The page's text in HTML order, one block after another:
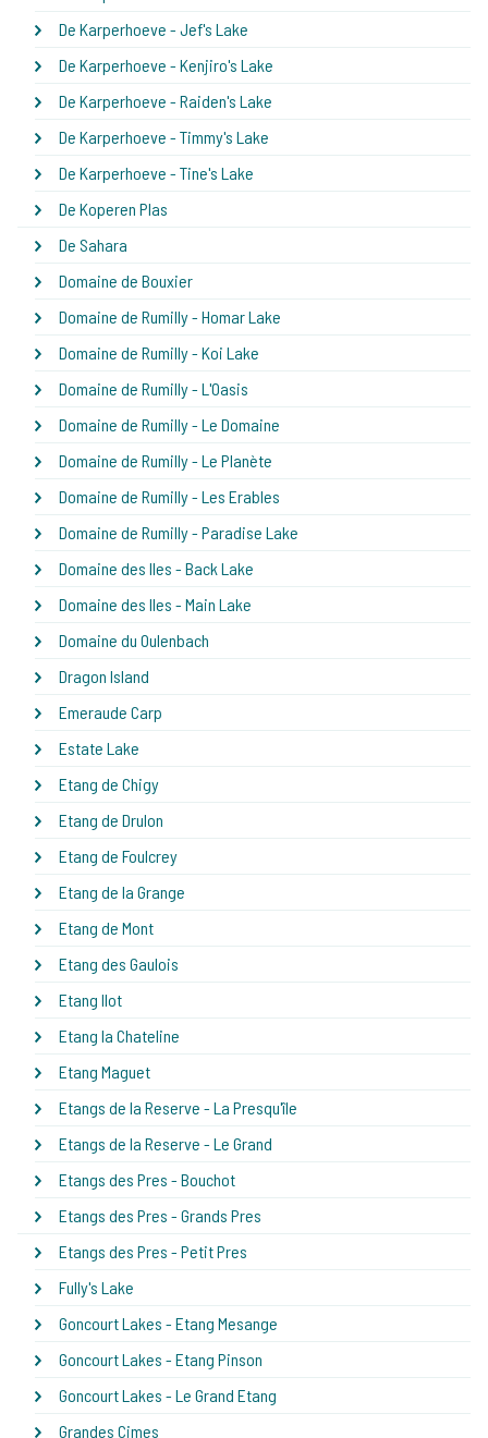
De Karperhoeve - Jef's Lake
De Karperhoeve - Kenjiro's Lake
De Karperhoeve - Raiden's Lake
De Karperhoeve - Timmy's Lake
De Karperhoeve - Tine's Lake
De Koperen Plas
De Sahara
Domaine de Bouxier
Domaine de Rumilly - Homar Lake
Domaine de Rumilly - Koi Lake
Domaine de Rumilly - L'Oasis
Domaine de Rumilly - Le Domaine
Domaine de Rumilly - Le Planète
Domaine de Rumilly - Les Erables
Domaine de Rumilly - Paradise Lake
Domaine des Iles - Back Lake
Domaine des Iles - Main Lake
Domaine du Oulenbach
Dragon Island
Emeraude Carp
Estate Lake
Etang de Chigy
Etang de Drulon
Etang de Foulcrey
Etang de la Grange
Etang de Mont
Etang des Gaulois
Etang Ilot
Etang la Chateline
Etang Maguet
Etangs de la Reserve - La Presqu'île
Etangs de la Reserve - Le Grand
Etangs des Pres - Bouchot
Etangs des Pres - Grands Pres
Etangs des Pres - Petit Pres
Fully's Lake
Goncourt Lakes - Etang Mesange
Goncourt Lakes - Etang Pinson
Goncourt Lakes - Le Grand Etang
Grandes Cimes